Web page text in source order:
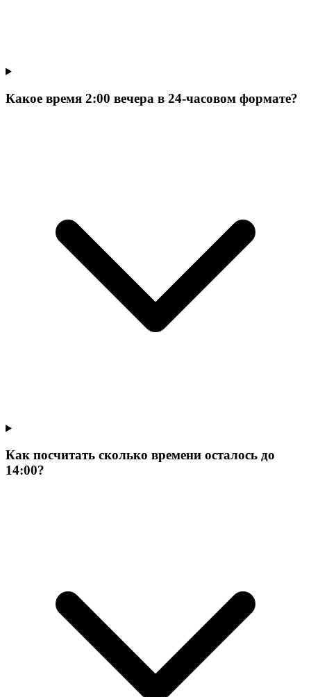
Какое время 2:00 вечера в 24-часовом формате?
Как посчитать сколько времени осталось до
14:00?